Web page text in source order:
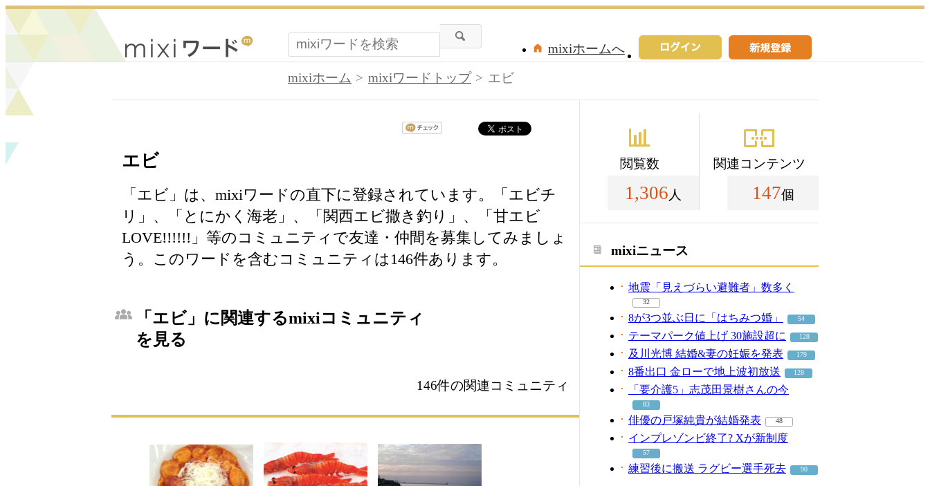
mixiホームへ
mixiホーム
mixiワードトップ エビ
エビ
「エビ」は、mixiワードの直下に登録されています。「エビチ
リ」、「とにかく海老」、「関西エビ撒き釣り」、「甘エビ
LOVE!!!!!!」等のコミュニティで友達・仲間を募集してみましょ
う。このワードを含むコミュニティは146件あります。
「エビ」に関連するmixiコミュニティ
を見る
146件の関連コミュニティ
閲覧数
1,306 人
関連コンテンツ
147個
mixiニュース
地震「見えづらい避難者」数多く
32
8が3つ並ぶ日に「はちみつ婚」 54
テーマパーク値上げ 30施設超に 128
及川光博 結婚&妻の妊娠を発表 179
8番出口 金ローで地上波初放送 128
「要介護5」志茂田景樹さんの今
83
俳優の戸塚純貴が結婚発表 48
インプレゾンビ終了? Xが新制度
57
練習後に搬送 ラグビー選手死去 90